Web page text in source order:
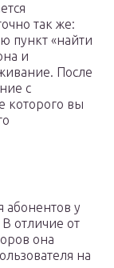
так же:
пункт «найти
и
После
с
которого вы
абонентов у
отличие от
она
на